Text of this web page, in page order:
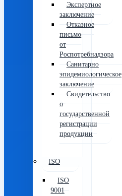
Экспертное
заключение
Отказное
письмо
от
Роспотребнадзора
Санитарно
эпидемиологическое
заключение
Свидетельство
о
государственной
регистрации
продукции
ISO
ISO
9001